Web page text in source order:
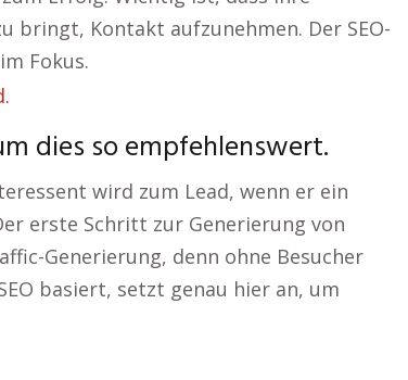
bringt, Kontakt aufzunehmen. Der SEO-
Fokus.
dies so empfehlenswert.
wird zum Lead, wenn er ein
erste Schritt zur Generierung von
Generierung, denn ohne Besucher
basiert, setzt genau hier an, um